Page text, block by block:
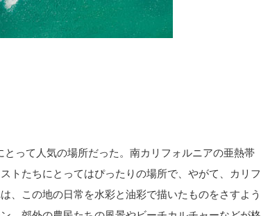
って人気の場所だった。南カリフォルニアの亜熱帯
トたちにとってはぴったりの場所で、やがて、カリフ
、この地の日常を水彩と油彩で描いたものをさすよう